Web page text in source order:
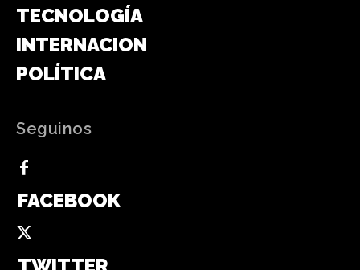
TECNOLOGÍA
INTERNACIONAL
POLÍTICA
Seguinos
FACEBOOK